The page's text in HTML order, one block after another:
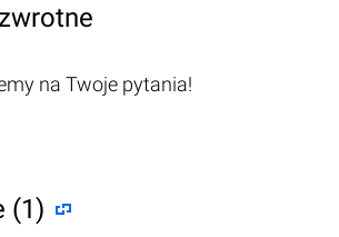
na Twoje pytania!
(1)